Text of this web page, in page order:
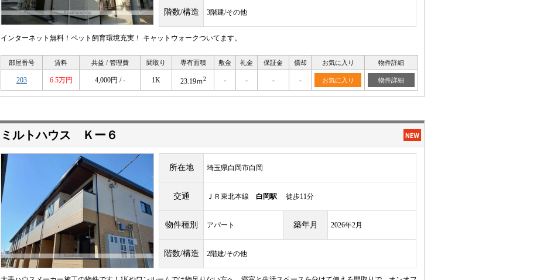
階数/構造 3階建/その他
インターネット無料！ペット飼育環境充実！ キャットウォークついてます。
部屋番号 賃料 共益 / 管理費 間取り 専有面積 敷金 礼金 保証金 償却 お気に入り 物件詳細
203 6.5万円 4,000円 / - 1K 23.19ｍ2 - - - - お気に入り 物件詳細
ミルトハウス Ｋー６
所在地 埼玉県白岡市白岡
交通 ＪＲ東北本線 白岡駅 徒歩11分
物件種別 アパート 築年月 2026年2月
階数/構造 2階建/その他